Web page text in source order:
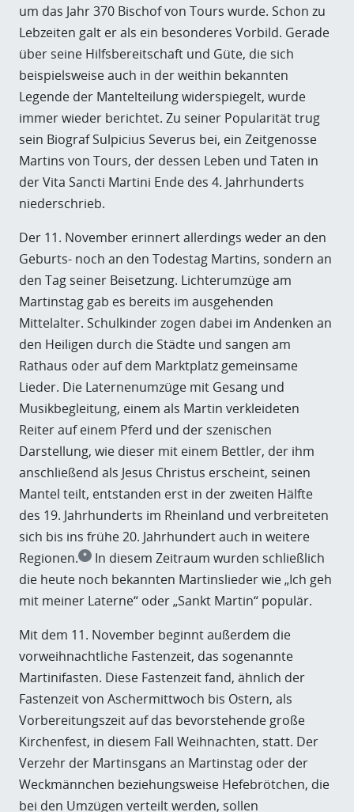
um das Jahr 370 Bischof von Tours wurde. Schon zu
Lebzeiten galt er als ein besonderes Vorbild. Gerade
über seine Hilfsbereitschaft und Güte, die sich
beispielsweise auch in der weithin bekannten
Legende der Mantelteilung widerspiegelt, wurde
immer wieder berichtet. Zu seiner Popularität trug
sein Biograf Sulpicius Severus bei, ein Zeitgenosse
Martins von Tours, der dessen Leben und Taten in
der Vita Sancti Martini Ende des 4. Jahrhunderts
niederschrieb.
Der 11. November erinnert allerdings weder an den
Geburts- noch an den Todestag Martins, sondern an
den Tag seiner Beisetzung. Lichterumzüge am
Martinstag gab es bereits im ausgehenden
Mittelalter. Schulkinder zogen dabei im Andenken an
den Heiligen durch die Städte und sangen am
Rathaus oder auf dem Marktplatz gemeinsame
Lieder. Die Laternenumzüge mit Gesang und
Musikbegleitung, einem als Martin verkleideten
Reiter auf einem Pferd und der szenischen
Darstellung, wie dieser mit einem Bettler, der ihm
anschließend als Jesus Christus erscheint, seinen
Mantel teilt, entstanden erst in der zweiten Hälfte
des 19. Jahrhunderts im Rheinland und verbreiteten
sich bis ins frühe 20. Jahrhundert auch in weitere
Regionen. * In diesem Zeitraum wurden schließlich
die heute noch bekannten Martinslieder wie „Ich geh
mit meiner Laterne“ oder „Sankt Martin“ populär.
Mit dem 11. November beginnt außerdem die
vorweihnachtliche Fastenzeit, das sogenannte
Martinifasten. Diese Fastenzeit fand, ähnlich der
Fastenzeit von Aschermittwoch bis Ostern, als
Vorbereitungszeit auf das bevorstehende große
Kirchenfest, in diesem Fall Weihnachten, statt. Der
Verzehr der Martinsgans an Martinstag oder der
Weckmännchen beziehungsweise Hefebrötchen, die
bei den Umzügen verteilt werden, sollen